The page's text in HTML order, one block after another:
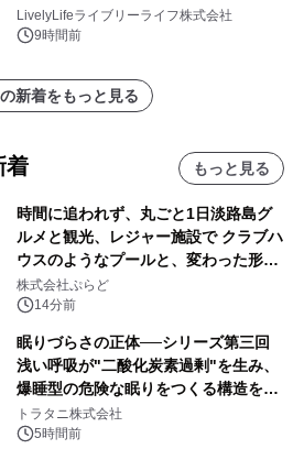
8月10日より開催
LivelyLifeライブリーライフ株式会社
9時間前
新着をもっと見る
着 もっと見る
時間に追われず、丸ごと1日淡路島グ
ルメと観光、レジャー施設で クラブハ
ウスのようなプールと、変わった形の
サウナも 「THE BOXY AWAJI」のお
得な素泊まり連泊プランで
株式会社ぷらど
14分前
眠りづらさの正体──シリーズ第三回
浅い呼吸が"二酸化炭素過剰"を生み、
爆睡型の危険な眠りをつくる構造を解
説
トラタニ株式会社
5時間前